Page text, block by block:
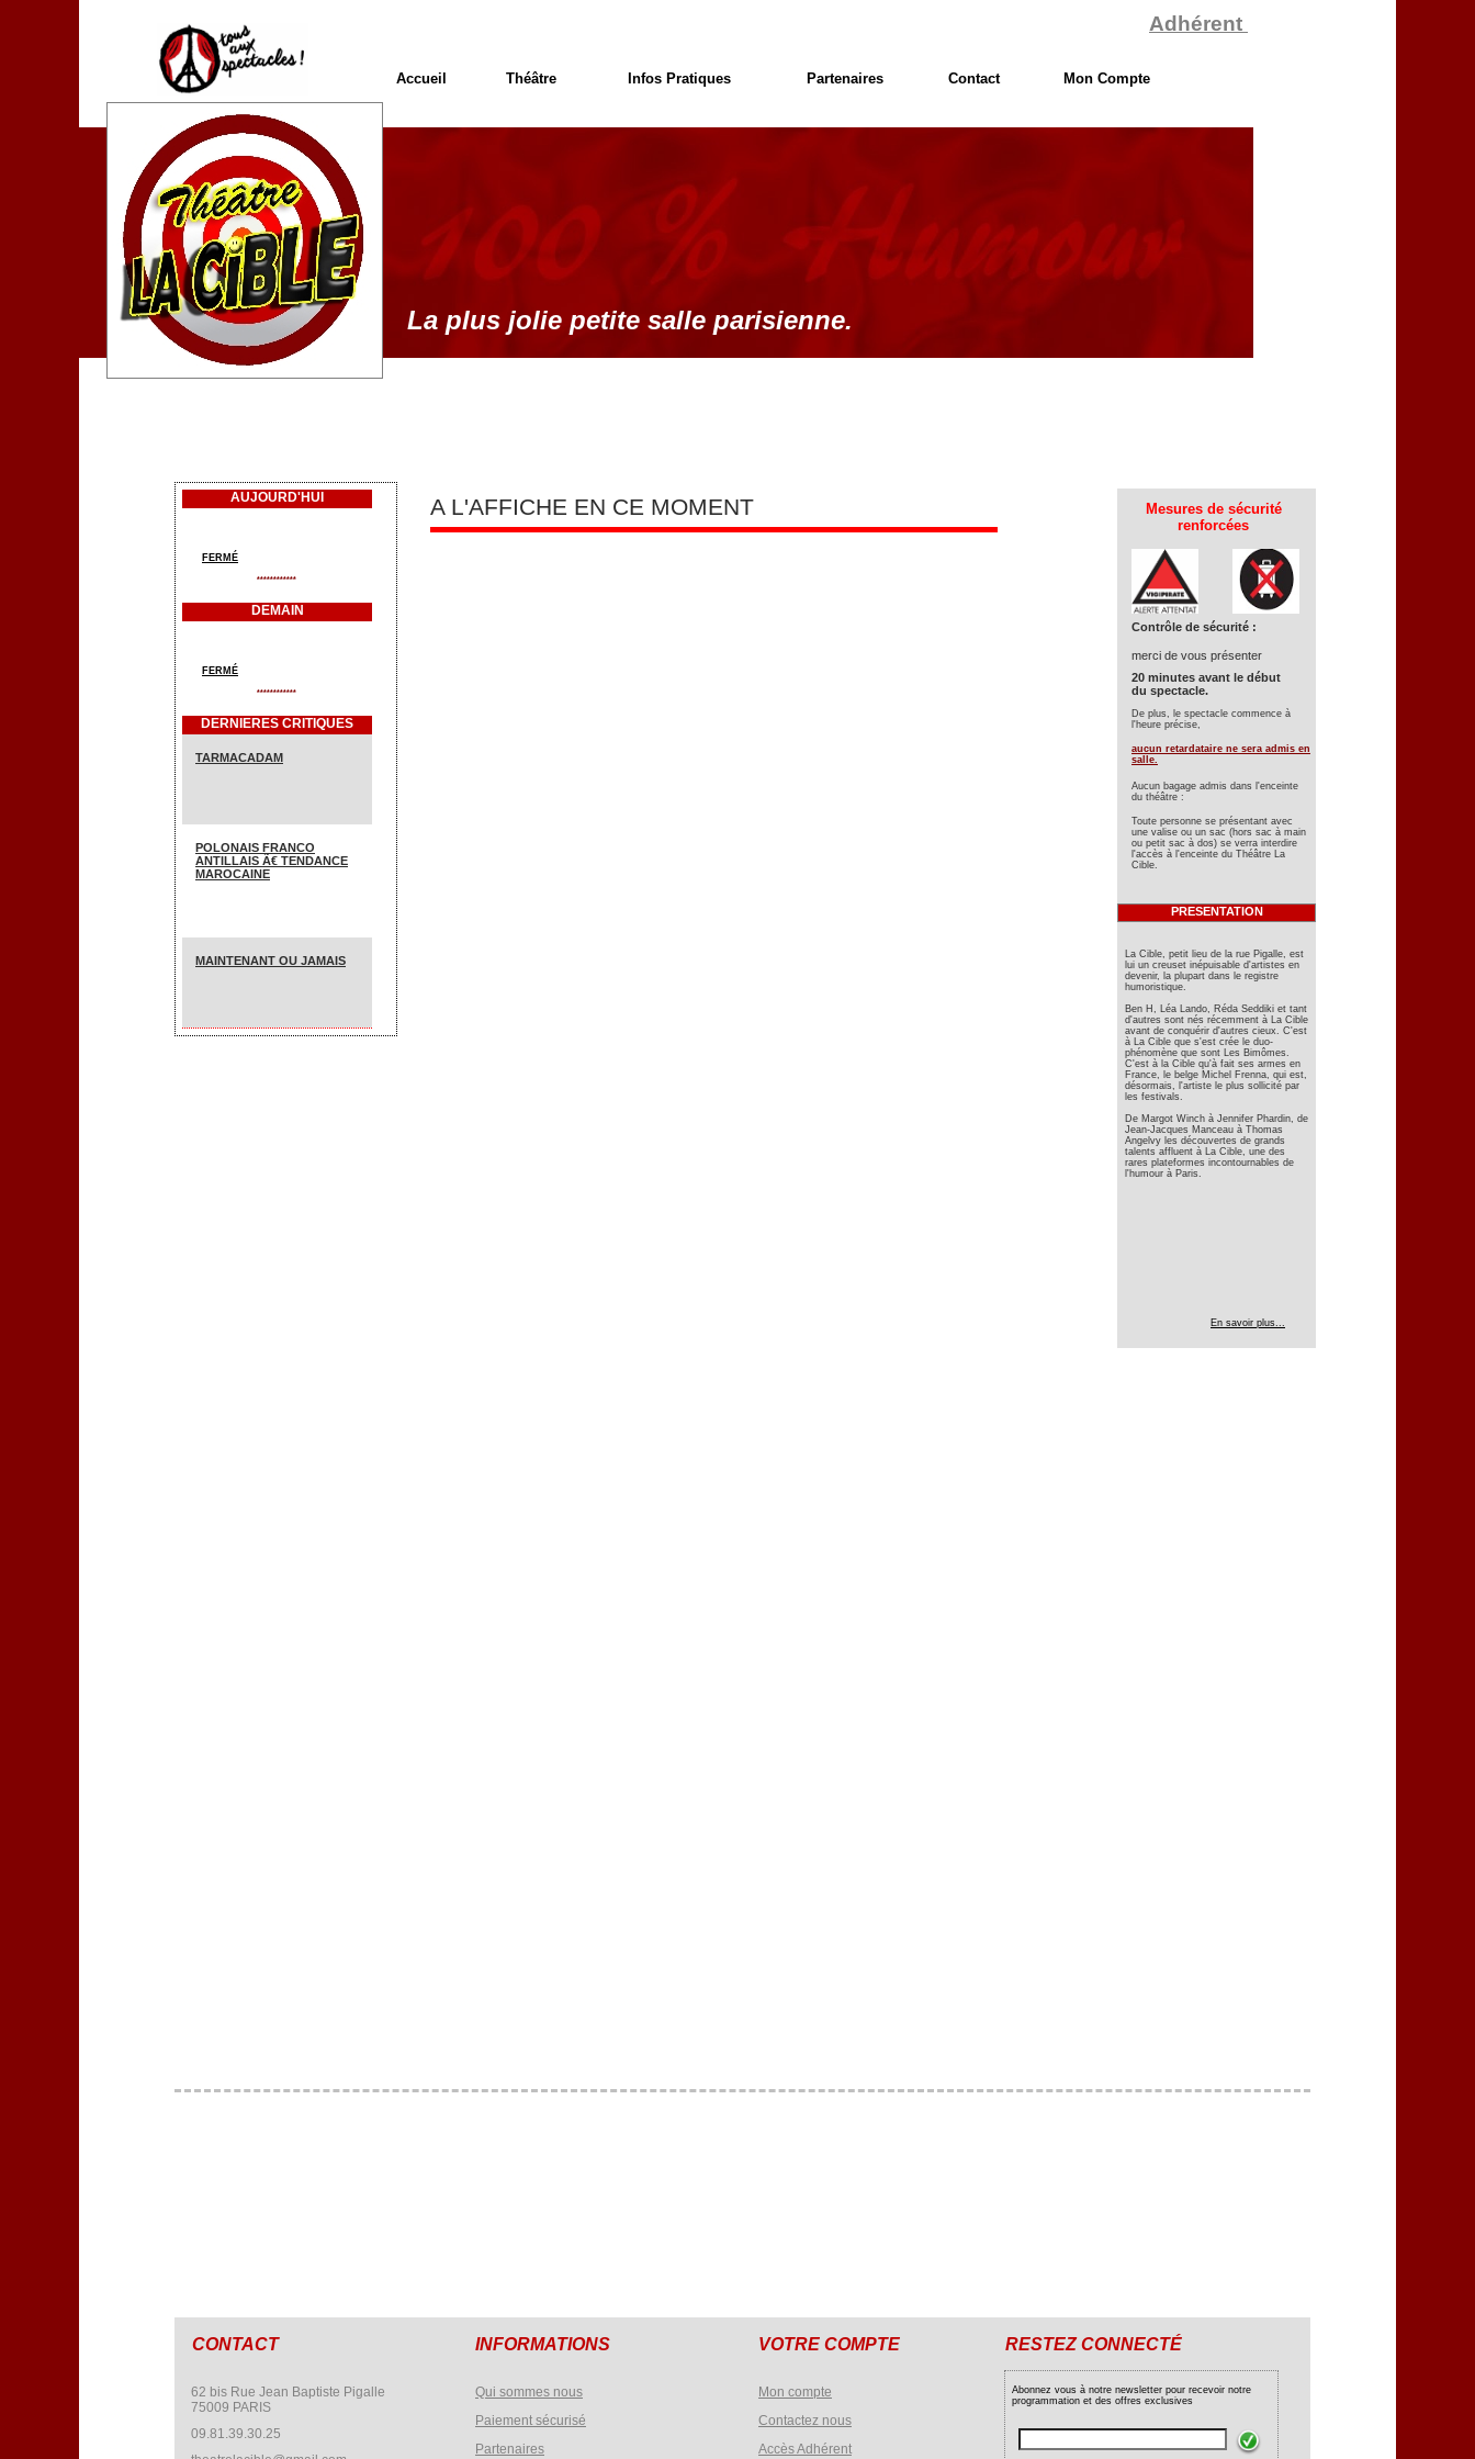
Adhérent
AUJOURD'HUI
FERMÉ
************
DEMAIN
FERMÉ
************
DERNIERES CRITIQUES
TARMACADAM
POLONAIS FRANCO
ANTILLAIS Ã€ TENDANCE
MAROCAINE
MAINTENANT OU JAMAIS
Mesures de sécurité
renforcées
Contrôle de sécurité :
merci de vous présenter
20 minutes avant le début
du spectacle.
De plus, le spectacle commence à
l'heure précise,
aucun retardataire ne sera admis en
salle.
Aucun bagage admis dans l'enceinte
du théâtre :
Toute personne se présentant avec
une valise ou un sac (hors sac à main
ou petit sac à dos) se verra interdire
l'accès à l'enceinte du Théâtre La
Cible.
PRESENTATION
La Cible, petit lieu de la rue Pigalle, est
lui un creuset inépuisable d'artistes en
devenir, la plupart dans le registre
humoristique.
Ben H, Léa Lando, Réda Seddiki et tant
d'autres sont nés récemment à La Cible
avant de conquérir d'autres cieux. C'est
à La Cible que s'est crée le duo-
phénomène que sont Les Bimômes.
C'est à la Cible qu'à fait ses armes en
France, le belge Michel Frenna, qui est,
désormais, l'artiste le plus sollicité par
les festivals.
De Margot Winch à Jennifer Phardin, de
Jean-Jacques Manceau à Thomas
Angelvy les découvertes de grands
talents affluent à La Cible, une des
rares plateformes incontournables de
l'humour à Paris.
En savoir plus...
CONTACT INFORMATIONS VOTRE COMPTE RESTEZ CONNECTÉ
62 bis Rue Jean Baptiste Pigalle
75009 PARIS
09.81.39.30.25
Qui sommes nous
Paiement sécurisé
Partenaires
Mon compte
Contactez nous
Accès Adhérent
Abonnez vous à notre newsletter pour recevoir notre
programmation et des offres exclusives
La plus jolie petite salle parisienne.
Accueil Théâtre Infos Pratiques Partenaires Contact Mon Compte
A L'AFFICHE EN CE MOMENT